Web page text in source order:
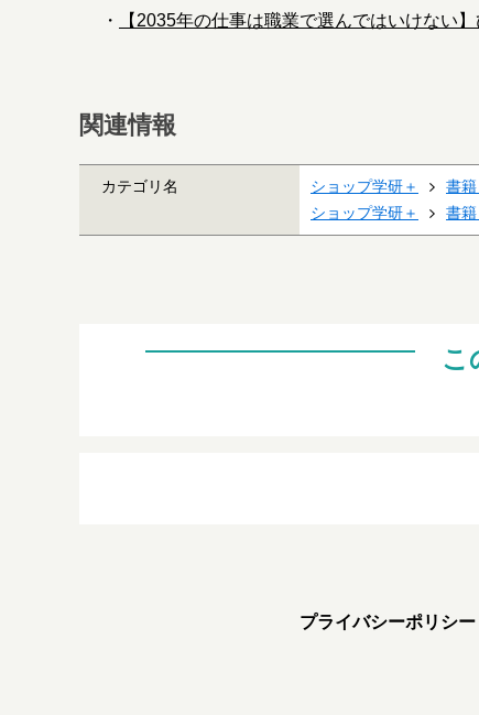
・ 【2035年の仕事は職業で選んではいけない
関連情報
カテゴリ名 ショップ学研＋ 書
ショップ学研＋
書
こ
プライバシーポリシー